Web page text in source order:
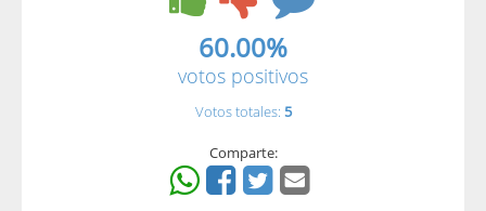
60.00%
votos positivos
Votos totales: 5
Comparte: